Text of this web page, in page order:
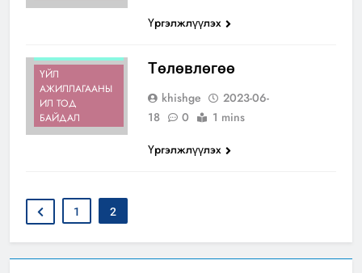
Үргэлжлүүлэх
ҮЙЛ
АЖИЛЛАГААНЫ
ИЛ ТОД
БАЙДАЛ
Төлөвлөгөө
khishge
2023-06-
18
0
1 mins
Үргэлжлүүлэх
1 2